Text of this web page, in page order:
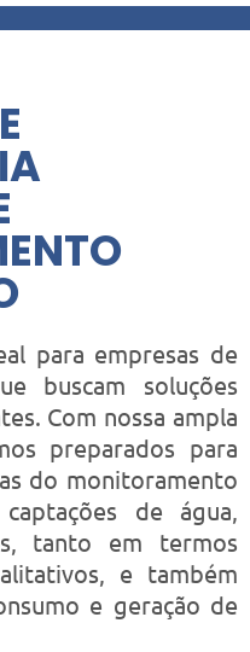
para empresas de
buscam soluções
Com nossa ampla
preparados para
do monitoramento
de água,
tanto em termos
e também
e geração de